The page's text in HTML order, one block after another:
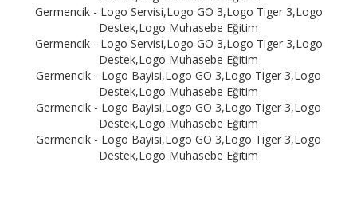
Germencik - Logo Servisi,Logo GO 3,Logo Tiger 3,Logo
Destek,Logo Muhasebe Eğitim
Germencik - Logo Servisi,Logo GO 3,Logo Tiger 3,Logo
Destek,Logo Muhasebe Eğitim
Germencik - Logo Bayisi,Logo GO 3,Logo Tiger 3,Logo
Destek,Logo Muhasebe Eğitim
Germencik - Logo Bayisi,Logo GO 3,Logo Tiger 3,Logo
Destek,Logo Muhasebe Eğitim
Germencik - Logo Bayisi,Logo GO 3,Logo Tiger 3,Logo
Destek,Logo Muhasebe Eğitim